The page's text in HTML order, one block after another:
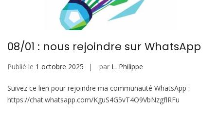
08/01 : nous rejoindre sur WhatsApp
Publié le 1 octobre 2025 par L. Philippe
Suivez ce lien pour rejoindre ma communauté WhatsApp :
https://chat.whatsapp.com/KguS4G5vT4O9VbNzgflRFu